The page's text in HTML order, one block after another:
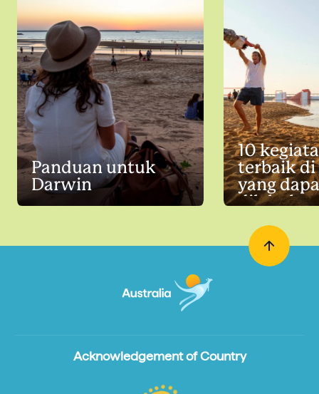
Panduan untuk
Darwin
10
terbaik
yang
dilakukan
anak
Acknowledgement of Country